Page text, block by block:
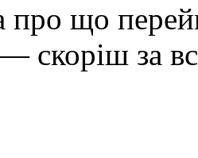
що
скоріш за